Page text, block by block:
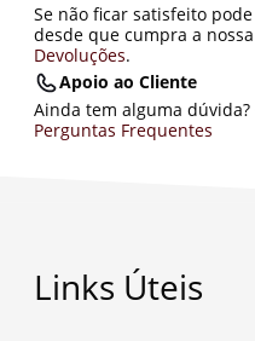
Se não ficar satisfeito
desde que cumpra a
Devoluções.
Apoio ao Cliente
Ainda tem alguma
Perguntas Frequentes
Links Úteis